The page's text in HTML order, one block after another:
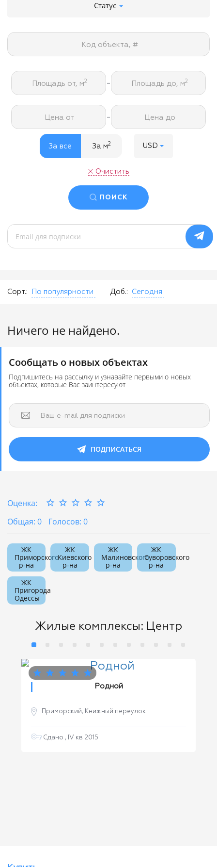
Статус
Код объекта, #
Площадь от, м2 - Площадь до, м2
Цена от - Цена до
За все За м2 USD
Очистить
ПОИСК
Сорт.: По популярности Доб.: Сегодня
Ничего не найдено.
Сообщать о новых объектах
Подпишитесь на рассылку и узнавайте первыми о новых
объектах, которые Вас заинтересуют
Ваш e-mail для подписки
ПОДПИСАТЬСЯ
Оценка:
Общая: 0
Голосов: 0
ЖК
Приморского
р-на
ЖК
Киевского
р-на
ЖК
Малиновского
р-на
ЖК
Суворовского
р-на
ЖК
Пригорода
Одессы
Жилые комплексы: Центр
Родной
Приморский, Книжный переулок
Сдано , IV кв 2015